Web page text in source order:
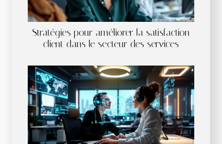
Stratégies pour améliorer la satisfaction
client dans le secteur des services